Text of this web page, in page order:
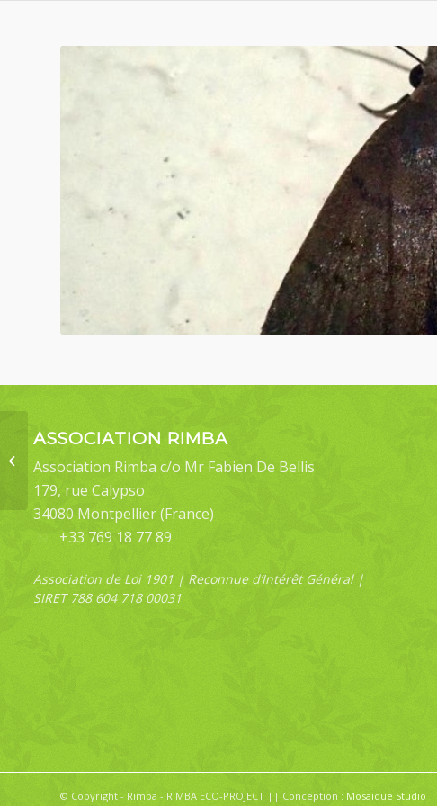
ASSOCIATION RIMBA
Association Rimba c/o Mr Fabien De Bellis
179, rue Calypso
34080 Montpellier (France)
+33 769 18 77 89
Association de Loi 1901 | Reconnue d’Intérêt Général |
SIRET 788 604 718 00031
© Copyright - Rimba - RIMBA ECO-PROJECT || Conception : Mosaïque Studio
Simplicia bimarginata